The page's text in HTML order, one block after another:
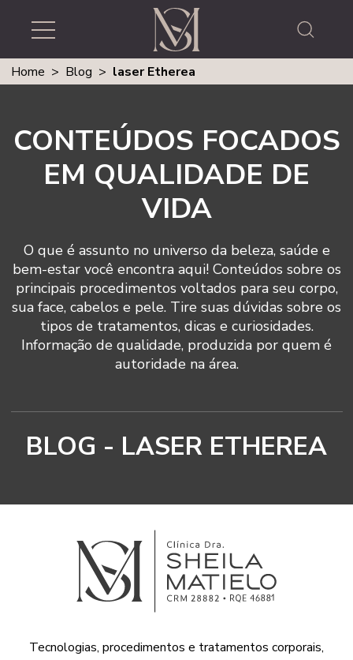
Home > Blog > laser Etherea
CONTEÚDOS FOCADOS
EM QUALIDADE DE
VIDA
O que é assunto no universo da beleza, saúde e
bem-estar você encontra aqui! Conteúdos sobre os
principais procedimentos voltados para seu corpo,
sua face, cabelos e pele. Tire suas dúvidas sobre os
tipos de tratamentos, dicas e curiosidades.
Informação de qualidade, produzida por quem é
autoridade na área.
BLOG - LASER ETHEREA
Tecnologias, procedimentos e tratamentos corporais,